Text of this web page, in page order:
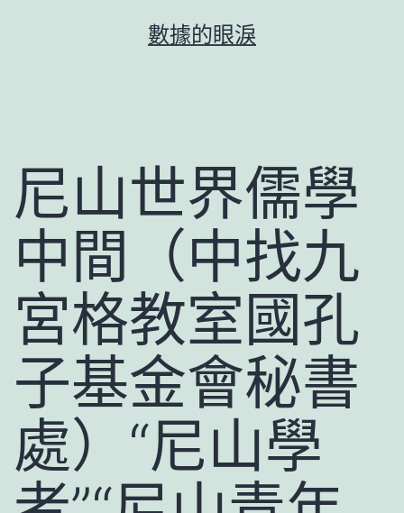
數據的眼淚
尼山世界儒學
中間（中找九
宮格教室國孔
子基金會秘書
處）“尼山學